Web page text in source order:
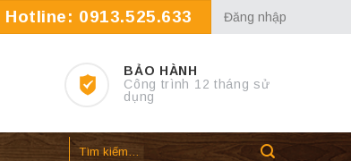
Hotline: 0913.525.633 Đăng nhập
BẢO HÀNH
Công trình 12 tháng sử
dụng